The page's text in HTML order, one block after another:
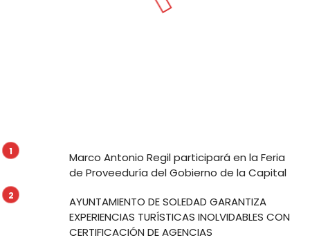
Marco Antonio Regil participará en la Feria
de Proveeduría del Gobierno de la Capital
AYUNTAMIENTO DE SOLEDAD GARANTIZA
EXPERIENCIAS TURÍSTICAS INOLVIDABLES CON
CERTIFICACIÓN DE AGENCIAS